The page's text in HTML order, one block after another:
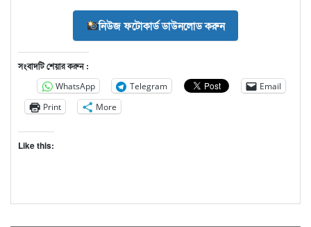
নিউজ ফটোকার্ড ডাউনলোড করুন
সংবাদটি শেয়ার করুন :
WhatsApp Telegram
Email
Print
More
Like this: